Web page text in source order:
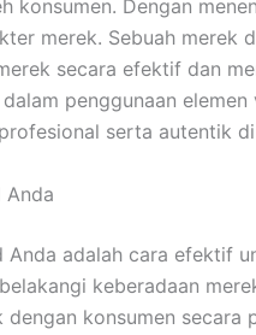
konsumen. Dengan
merek. Sebuah merek
secara efektif dan
penggunaan
serta autentik
Anda
Anda adalah cara efektif
keberadaan
dengan konsumen secara